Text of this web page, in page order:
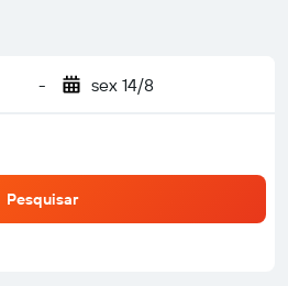
- sex 14/8
Pesquisar